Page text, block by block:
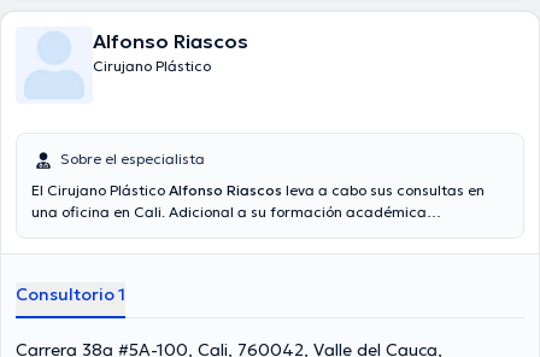
Alfonso Riascos
Cirujano Plástico
Sobre el especialista
El Cirujano Plástico Alfonso Riascos leva a cabo sus consultas en
una oficina en Cali. Adicional a su formación académica
de especialidad. El médico tiene varios años de experiencia laboral
desempeñado como miembro de diversas asociaciones médicas.
Alfonso Riascos ha compartido en cuantiosas conferencias con la
meta de tener una formación continua en su temática de
Consultorio 1
Carrera 38a #5A-100, Cali, 760042, Valle del Cauca,